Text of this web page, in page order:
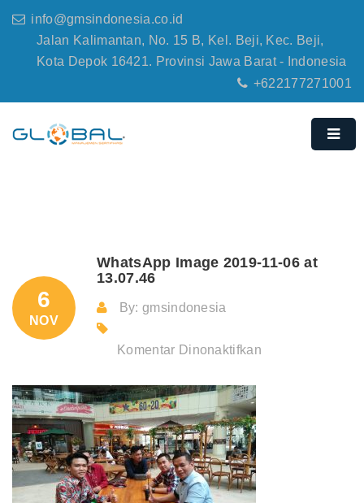
info@gmsindonesia.co.id
Jalan Kalimantan, No. 15 B, Kel. Beji, Kec. Beji,
Kota Depok 16421. Provinsi Jawa Barat - Indonesia
+622177271001
6
NOV
WhatsApp Image 2019-11-06 at
13.07.46
By: gmsindonesia
Komentar Dinonaktifkan